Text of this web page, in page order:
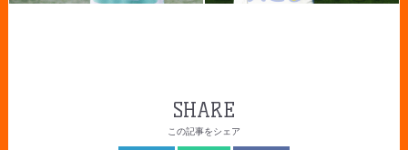
SHARE
この記事をシェア